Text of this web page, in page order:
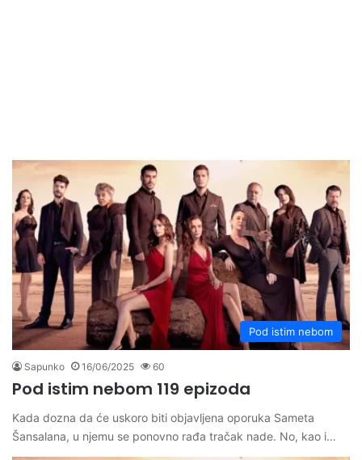
Pod istim nebom
Sapunko 16/06/2025 60
Pod istim nebom 119 epizoda
Kada dozna da će uskoro biti objavljena oporuka Sameta
Šansalana, u njemu se ponovno rađa tračak nade. No, kao i…